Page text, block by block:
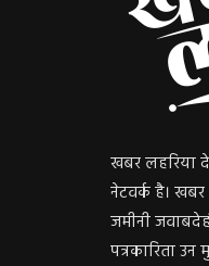
खबर लहरिया
नेटवर्क है। खबर
जमीनी
पत्रकारिता उन